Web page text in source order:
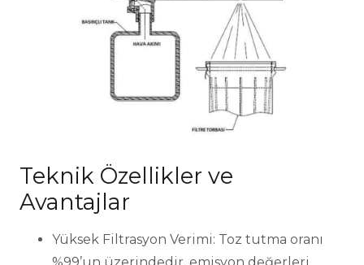
Teknik Özellikler ve
Avantajlar
Yüksek Filtrasyon Verimi: Toz tutma oranı